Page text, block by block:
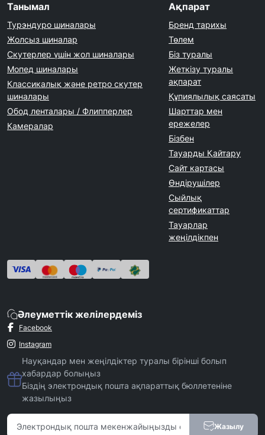
Танымал
Турэндуро шиналары
Жолсыз шиналар
Скутерлер үшін жол шиналары
Мопед шиналары
Классикалық және ретро скутер
шиналары
Обод ленталары / Флипперлер
Камералар
Ақпарат
Бренд тарихы
Төлем
Біз туралы
Жеткізу туралы
ақпарат
Құпиялылық саясаты
Шарттар мен
ережелер
Бізбен
Тауарды Қайтару
Сайт картасы
Өндірушілер
Сыйлық
сертификаттар
Тауарлар
жеңілдікпен
Әлеуметтік желілердеміз
Facebook
Instagram
Науқандар мен жеңілдіктер туралы бірінші болып
хабардар болыңыз
Біздің электрондық пошта ақпараттық бюллетеніне
жазылыңыз
Жазылу